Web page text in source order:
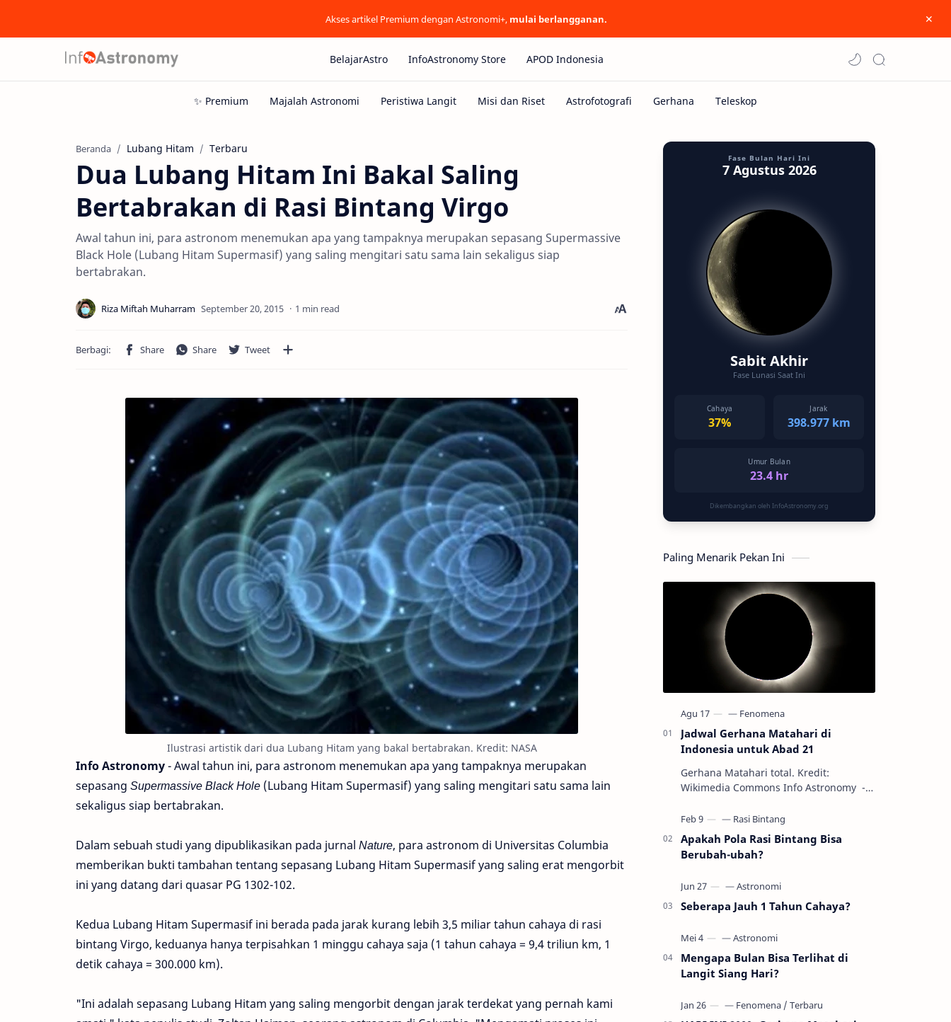
Akses artikel Premium dengan Astronomi+, mulai berlangganan.
BelajarAstro InfoAstronomy Store APOD Indonesia
Beranda Lubang Hitam Terbaru
Dua Lubang Hitam Ini Bakal Saling
Bertabrakan di Rasi Bintang Virgo
Awal tahun ini, para astronom menemukan apa yang tampaknya merupakan sepasang Supermassive
Black Hole (Lubang Hitam Supermasif) yang saling mengitari satu sama lain sekaligus siap
bertabrakan.
1 min read
Ilustrasi artistik dari dua Lubang Hitam yang bakal bertabrakan. Kredit: NASA
Info Astronomy- Awal tahun ini, para astronom menemukan apa yang tampaknya merupakan
sepasang Supermassive Black Hole (Lubang Hitam Supermasif) yang saling mengitari satu sama lain
sekaligus siap bertabrakan.
Dalam sebuah studi yang dipublikasikan pada jurnal Nature, para astronom di Universitas Columbia
memberikan bukti tambahan tentang sepasang Lubang Hitam Supermasif yang saling erat mengorbit
ini yang datang dari quasar PG 1302-102.
Kedua Lubang Hitam Supermasif ini berada pada jarak kurang lebih 3,5 miliar tahun cahaya di rasi
bintang Virgo, keduanya hanya terpisahkan 1 minggu cahaya saja (1 tahun cahaya = 9,4 triliun km, 1
detik cahaya = 300.000 km).
"Ini adalah sepasang Lubang Hitam yang saling mengorbit dengan jarak terdekat yang pernah kami
Fase Bulan Hari Ini
7 Agustus 2026
Sabit Akhir
Fase Lunasi Saat Ini
Cahaya
37%
Jarak
398.977 km
Umur Bulan
23.4 hr
Dikembangkan oleh InfoAstronomy.org
Paling Menarik Pekan Ini
Jadwal Gerhana Matahari di
Indonesia untuk Abad 21
Gerhana Matahari total. Kredit:
Wikimedia Commons Info Astronomy -
gerhana Matahari akan terjadi sebanyak
22…
Apakah Pola Rasi Bintang Bisa
Berubah-ubah?
Seberapa Jauh 1 Tahun Cahaya?
Mengapa Bulan Bisa Terlihat di
Langit Siang Hari?